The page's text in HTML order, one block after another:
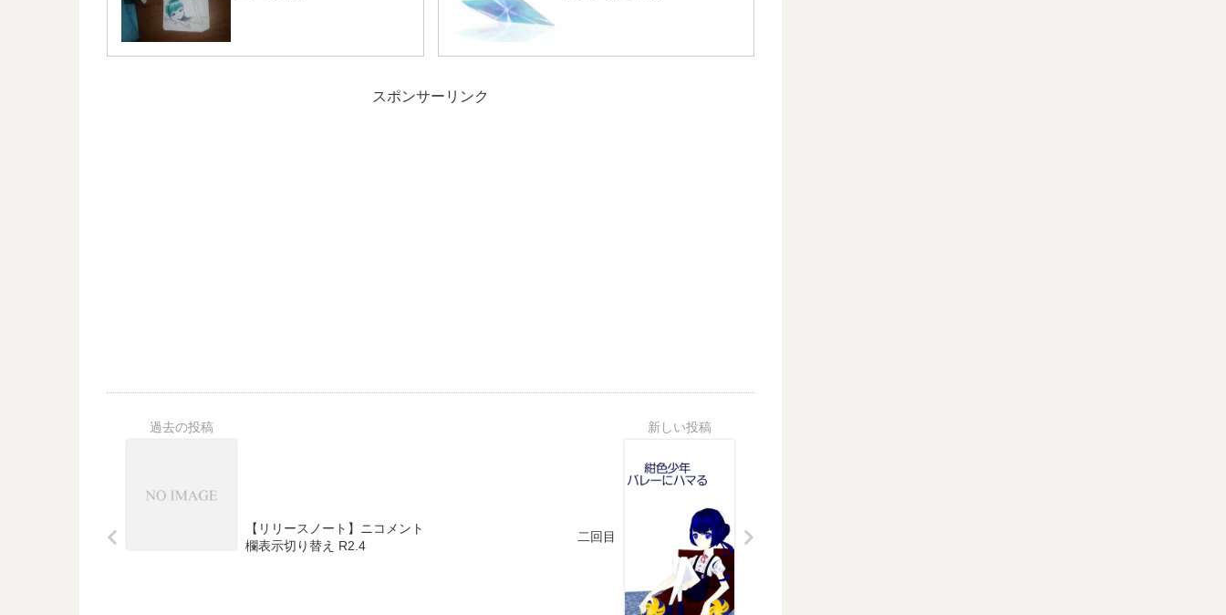
スポンサーリンク
【リリースノート】ニコメント
欄表示切り替え R2.4
二回目